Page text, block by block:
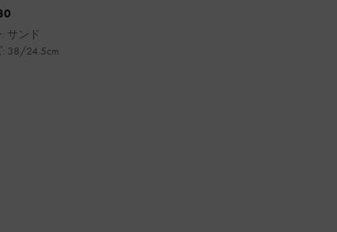
ブーツ
サンド
38/24.5cm